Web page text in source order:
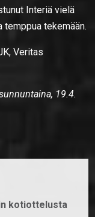
Interiä vielä
temppua tekemään.
Veritas
19.4.
kotiottelusta